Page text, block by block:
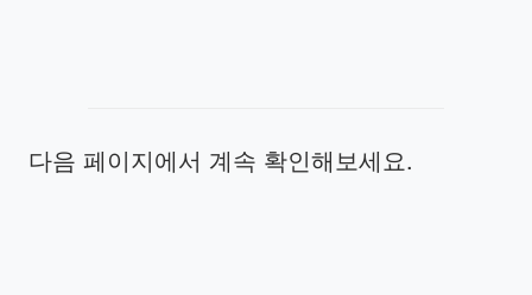
다음 페이지에서 계속 확인해보세요.